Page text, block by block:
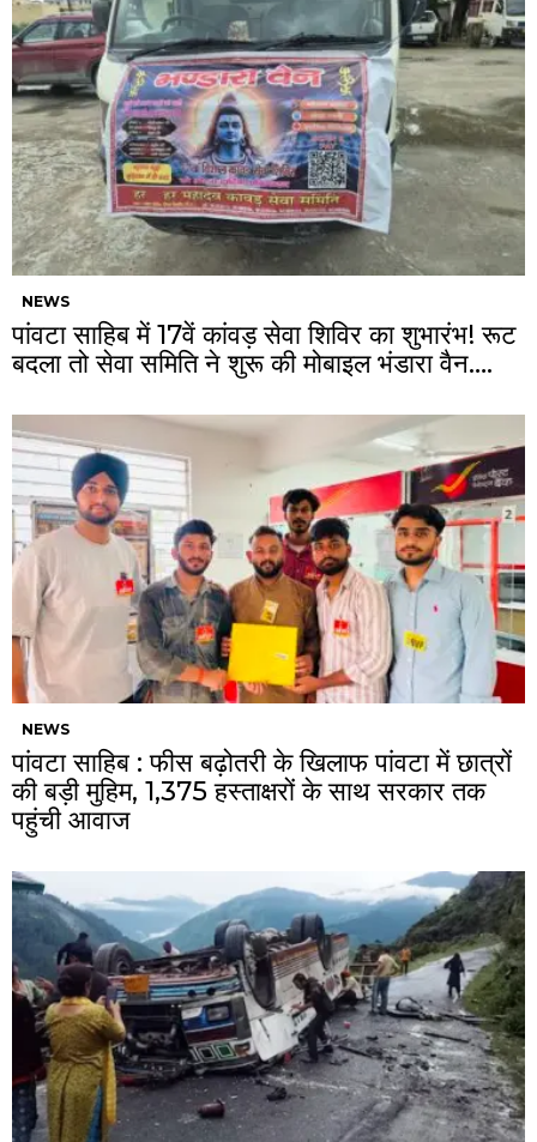
NEWS
पांवटा साहिब में 17वें कांवड़ सेवा शिविर का शुभारंभ! रूट
बदला तो सेवा समिति ने शुरू की मोबाइल भंडारा वैन….
NEWS
पांवटा साहिब : फीस बढ़ोतरी के खिलाफ पांवटा में छात्रों
की बड़ी मुहिम, 1,375 हस्ताक्षरों के साथ सरकार तक
पहुंची आवाज